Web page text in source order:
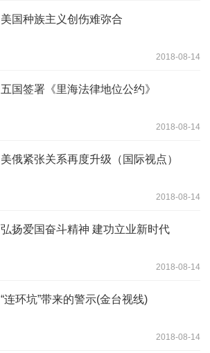
美国种族主义创伤难弥合
2018-08-14
五国签署《里海法律地位公约》
2018-08-14
美俄紧张关系再度升级（国际视点）
2018-08-14
弘扬爱国奋斗精神 建功立业新时代
2018-08-14
“连环坑”带来的警示(金台视线)
2018-08-14